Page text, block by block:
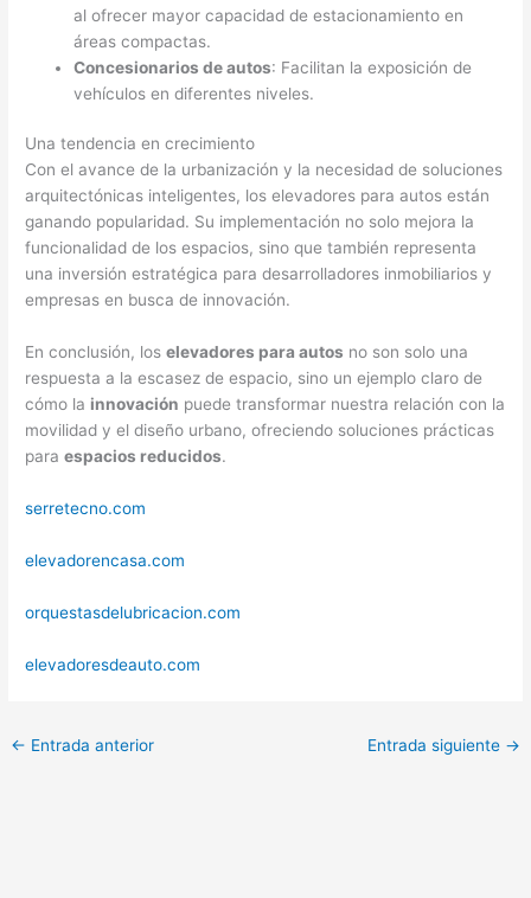
al ofrecer mayor capacidad de estacionamiento en
áreas compactas.
Concesionarios de autos: Facilitan la exposición de
vehículos en diferentes niveles.
Una tendencia en crecimiento
Con el avance de la urbanización y la necesidad de soluciones
arquitectónicas inteligentes, los elevadores para autos están
ganando popularidad. Su implementación no solo mejora la
funcionalidad de los espacios, sino que también representa
una inversión estratégica para desarrolladores inmobiliarios y
empresas en busca de innovación.
En conclusión, loselevadores para autos no son solo una
respuesta a la escasez de espacio, sino un ejemplo claro de
cómo la innovación puede transformar nuestra relación con la
movilidad y el diseño urbano, ofreciendo soluciones prácticas
paraespacios reducidos.
serretecno.com
elevadorencasa.com
orquestasdelubricacion.com
elevadoresdeauto.com
← Entrada anterior Entrada siguiente →